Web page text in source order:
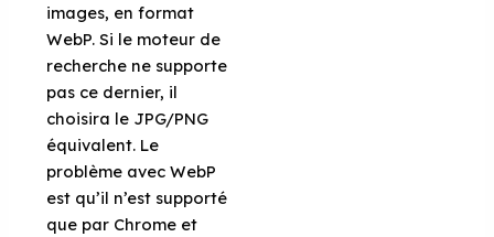
images, en format
WebP. Si le moteur de
recherche ne supporte
pas ce dernier, il
choisira le JPG/PNG
équivalent. Le
problème avec WebP
est qu’il n’est supporté
que par Chrome et